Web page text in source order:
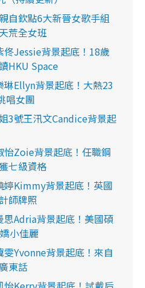
自欽點6大新晉女歌手組
荒全女班
Jessie背景起底！18歲
HKU Space
Ellyn背景起底！大熱23
唱女團
3號王汛文Candice背景起
怡Zoie背景起底！任職鋼
七級資格
婷Kimmy背景起底！英國
師牌照
Adria背景起底！美國碩
小佳麗
Yvonne背景起底！來自
東話